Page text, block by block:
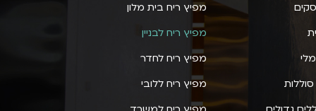
מפיץ ריח בית מלון
מפיץ ריח לבניין
מפיץ ריח לחדר
מפיץ ריח ללובי